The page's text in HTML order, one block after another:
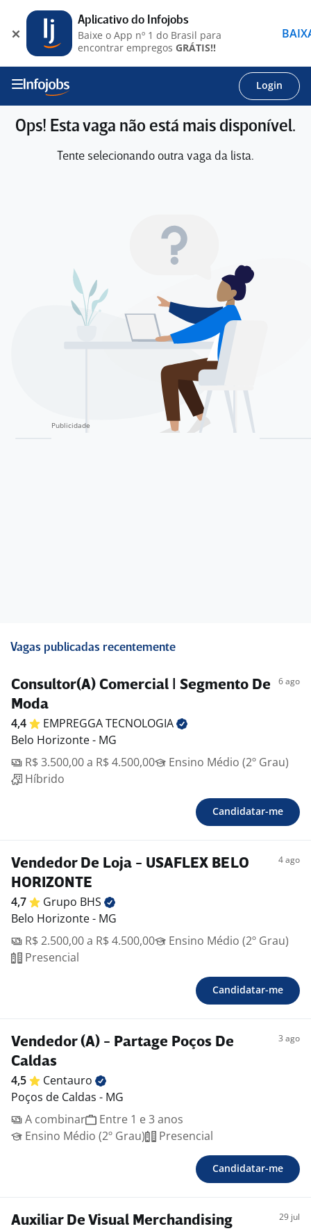
Login
Ops! Esta vaga não está mais disponível.
Tente selecionando outra vaga da lista.
Vagas publicadas recentemente
Consultor(A) Comercial | Segmento De
Moda
6 ago
4,4 EMPREGGATECNOLOGIA
Belo Horizonte - MG
R$ 3.500,00 a R$ 4.500,00
Ensino Médio (2º Grau)
Híbrido
Candidatar-me
Vendedor De Loja - USAFLEX BELO
HORIZONTE
4 ago
4,7 Grupo BHS
Belo Horizonte - MG
R$ 2.500,00 a R$ 4.500,00
Ensino Médio (2º Grau)
Presencial
Candidatar-me
Vendedor (A) - Partage Poços De
Caldas
3 ago
4,5
Centauro
Poços de Caldas - MG
A combinar
Entre 1 e 3 anos
Ensino Médio (2º Grau)
Presencial
Candidatar-me
Auxiliar De Visual Merchandising 29 jul
Aplicativo do Infojobs
Baixe o App nº 1 do Brasil para
encontrar empregos GRÁTIS!!